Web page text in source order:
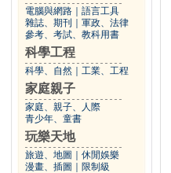
電腦與網路
語言工具
雜誌、期刊
軍政、法律
參考、考試、教科用書
科學工程
科學、自然 工業、工程
家庭親子
家庭、親子、人際
青少年、童書
玩樂天地
旅遊、地圖
休閒娛樂
漫畫、插圖
限制級